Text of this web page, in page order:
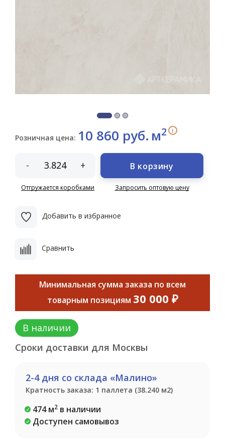
Розничная цена: 10 860 руб. м2 i
- +
Отгружается коробками
В корзину
Запросить оптовую цену
Добавить в избранное
Сравнить
Минимальная сумма заказа по всем
товарным позициям 30 000 ₽
В наличии
Сроки доставки для Москвы
2-4 дня со склада «Малино»
Кратность заказа: 1 паллета (38.240 м2)
474 м2 в наличии
Доступен самовывоз